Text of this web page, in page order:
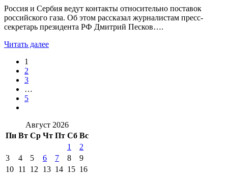
Россия и Сербия ведут контакты относительно поставок
российского газа. Об этом рассказал журналистам пресс-
секретарь президента РФ Дмитрий Песков….
Читать далее
1
2
3
…
5
Август 2026
Пн Вт Ср Чт Пт Сб Вс
1
2
3
4 5 6 7 8
9
10 11 12 13 14 15 16